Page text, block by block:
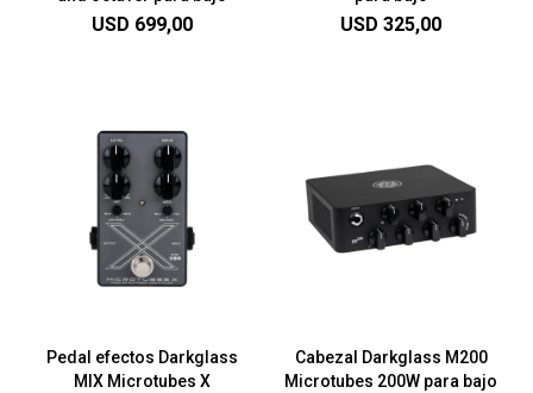
USD 699,00 USD 325,00
Pedal efectos Darkglass
MIX Microtubes X
Cabezal Darkglass M200
Microtubes 200W para bajo